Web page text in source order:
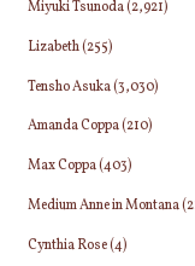
Miyuki Tsunoda(2,921)
Lizabeth(255)
Tensho Asuka(3,030)
Amanda Coppa(210)
Max Coppa(403)
Medium Anne in Montana
Cynthia Rose(4)